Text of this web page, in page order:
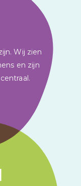
Wij zien
en zijn